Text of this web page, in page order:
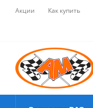
Акции Как купить